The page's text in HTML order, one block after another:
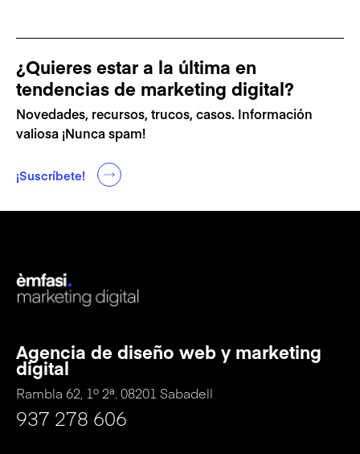
¿Quieres estar a la última en
tendencias de marketing digital?
Novedades, recursos, trucos, casos. Información
valiosa ¡Nunca spam!
¡Suscríbete!
Agencia de diseño web y marketing
digital
Rambla 62, 1º 2ª. 08201 Sabadell
937 278 606